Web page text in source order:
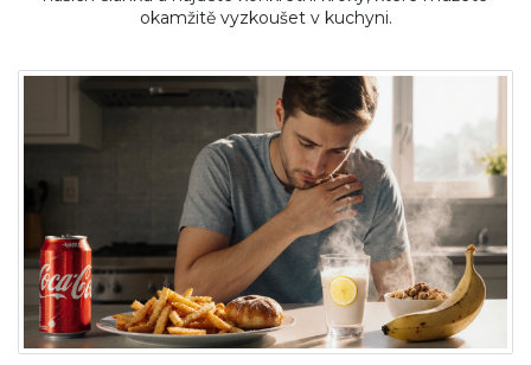
okamžitě vyzkoušet v kuchyni.